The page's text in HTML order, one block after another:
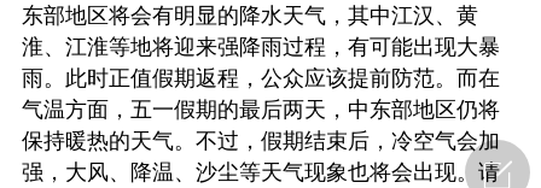
，华夏中医人：家门口的中医人！
节气气象 问答
东部地区将会有明显的降水天气，其中江汉、黄
淮、江淮等地将迎来强降雨过程，有可能出现大暴
雨。此时正值假期返程，公众应该提前防范。而在
气温方面，五一假期的最后两天，中东部地区仍将
保持暖热的天气。不过，假期结束后，冷空气会加
强，大风、降温、沙尘等天气现象也将会出现。请